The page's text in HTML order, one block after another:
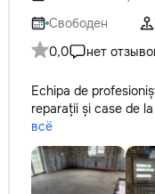
Свободен
0,0
нет
Echipa de
reparații și case de
всё